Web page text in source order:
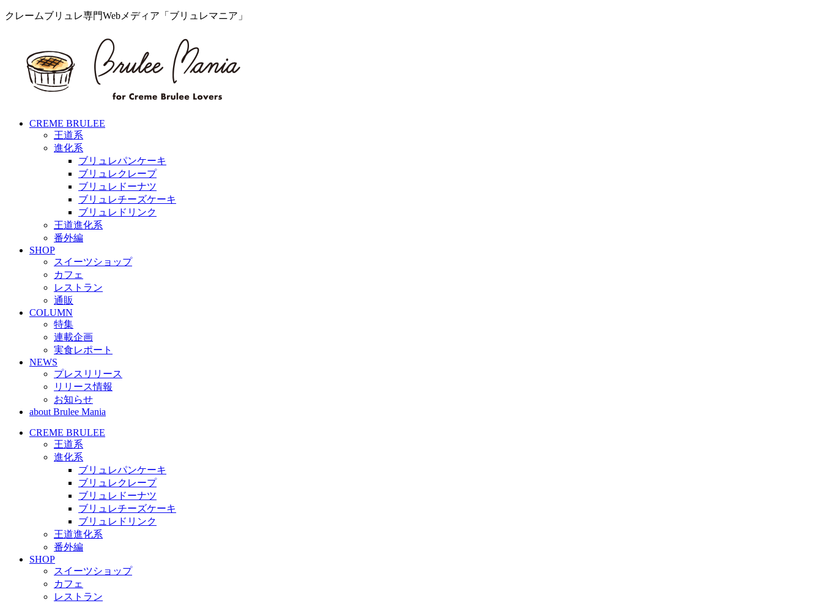
クレームブリュレ専門Webメディア「ブリュレマニア」
CREME BRULEE
王道系
進化系
ブリュレパンケーキ
ブリュレクレープ
ブリュレドーナツ
ブリュレチーズケーキ
ブリュレドリンク
王道進化系
番外編
SHOP
スイーツショップ
カフェ
レストラン
通販
COLUMN
特集
連載企画
実食レポート
NEWS
プレスリリース
リリース情報
お知らせ
about Brulee Mania
CREME BRULEE
王道系
進化系
ブリュレパンケーキ
ブリュレクレープ
ブリュレドーナツ
ブリュレチーズケーキ
ブリュレドリンク
王道進化系
番外編
SHOP
スイーツショップ
カフェ
レストラン